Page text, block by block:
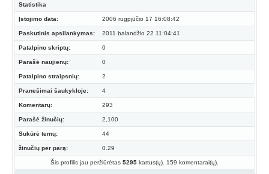
Statistika
Įstojimo data: 2006 rugpjūčio 17 16:08:42
Paskutinis apsilankymas: 2011 balandžio 22 11:04:41
Patalpino skriptų: 0
Parašė naujienų: 0
Patalpino straipsnių: 2
Pranešimai šaukykloje: 4
Komentarų: 293
Parašė žinučių: 2,100
Sukūrė temų: 44
žinučių per parą: 0.29
Šis profilis jau peržiūrėtas 5295 kartus(ų). 159 komentarai(ų).